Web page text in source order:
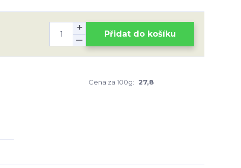
Přidat do košíku
Cena za 100g: 27,8